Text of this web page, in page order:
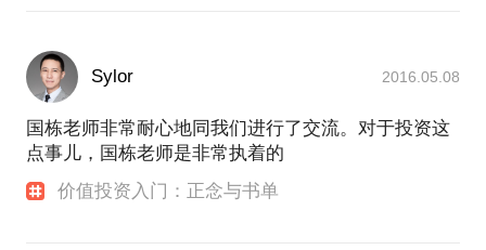
Sylor 2016.05.08
国栋老师非常耐心地同我们进行了交流。对于投资这
点事儿，国栋老师是非常执着的
价值投资入门：正念与书单